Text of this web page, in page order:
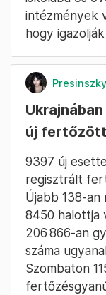
intézmények
hogy
új
9397 új
regisztrált
Újabb 138-an
8450 halottja
206 866-an
száma
Szombaton